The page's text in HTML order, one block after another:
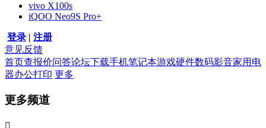
vivo X100s
iQOO Neo9S Pro+
登录 | 注册
意见反馈
首页查报价问答论坛下载手机笔记本游戏硬件数码影音家用电
器办公打印 更多
更多频道
